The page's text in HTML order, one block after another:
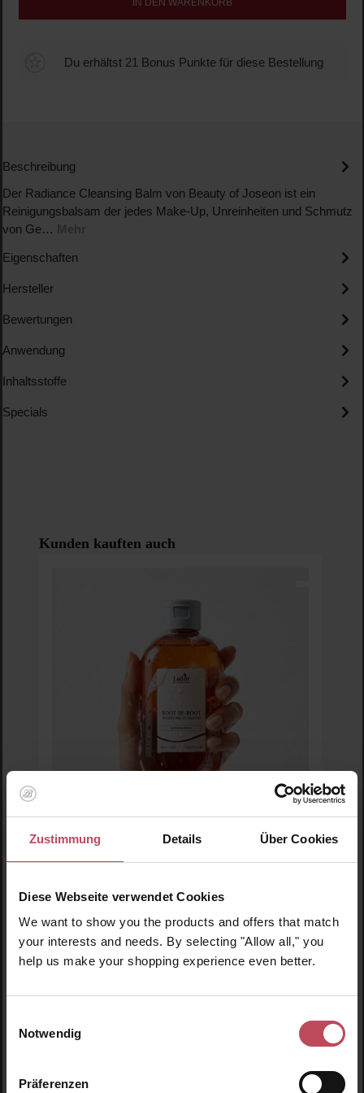
Zustimmung Details Über Cookies
Diese Webseite verwendet Cookies
We want to show you the products and offers that match
your interests and needs. By selecting "Allow all," you
help us make your shopping experience even better.
Notwendig
Präferenzen
IN DEN WARENKORB
Du erhältst 21 Bonus Punkte für diese Bestellung
Beschreibung
Der Radiance Cleansing Balm von Beauty of Joseon ist ein
Reinigungsbalsam der jedes Make-Up, Unreinheiten und Schmutz
von Ge… Mehr
Eigenschaften
Hersteller
Bewertungen
Anwendung
Inhaltsstoffe
Specials
Produktgalerie überspringen
Kunden kauften auch
Lador
Root Re-Boot Purifying Shampoo (Ginger &
Shampoo
300 ml(5,12 CHF / 100 ml)
Produkt Anzahl: Gib den gewünschten Wert